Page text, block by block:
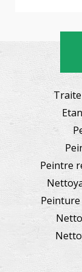
Peintre